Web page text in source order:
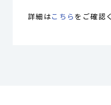
詳細はこちら をご確認